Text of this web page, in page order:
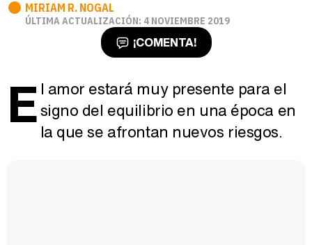
MIRIAM R. NOGAL
ÚLTIMA ACTUALIZACIÓN: 4 NOVIEMBRE 2019
¡COMENTA!
E l amor estará muy presente para el
signo del equilibrio en una época en
la que se afrontan nuevos riesgos.